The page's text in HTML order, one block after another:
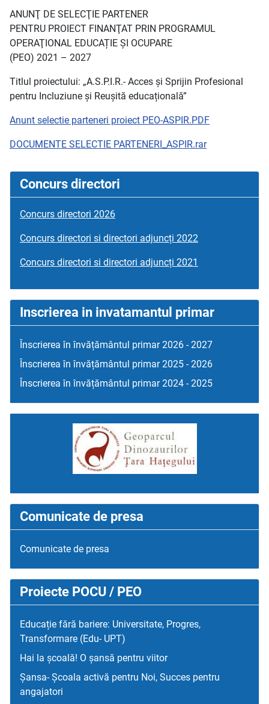
ANUNŢ DE SELECŢIE PARTENER
PENTRU PROIECT FINANŢAT PRIN PROGRAMUL
OPERAŢIONAL EDUCAȚIE ȘI OCUPARE
(PEO) 2021 – 2027
Titlul proiectului: „A.S.P.I.R.- Acces și Sprijin Profesional
pentru Incluziune și Reușită educațională”
Anunt selectie parteneri proiect PEO-ASPIR.PDF
DOCUMENTE SELECTIE PARTENERI_ASPIR.rar
Concurs directori
Concurs directori 2026
Concurs directori si directori adjuncți 2022
Concurs directori si directori adjuncți 2021
Inscrierea in invatamantul primar
Înscrierea în învățământul primar 2026 - 2027
Înscrierea în învățământul primar 2025 - 2026
Înscrierea în învățământul primar 2024 - 2025
Comunicate de presa
Comunicate de presa
Proiecte POCU / PEO
Educație fără bariere: Universitate, Progres,
Transformare (Edu- UPT)
Hai la școală! O șansă pentru viitor
Șansa- Școala activă pentru Noi, Succes pentru
angajatori